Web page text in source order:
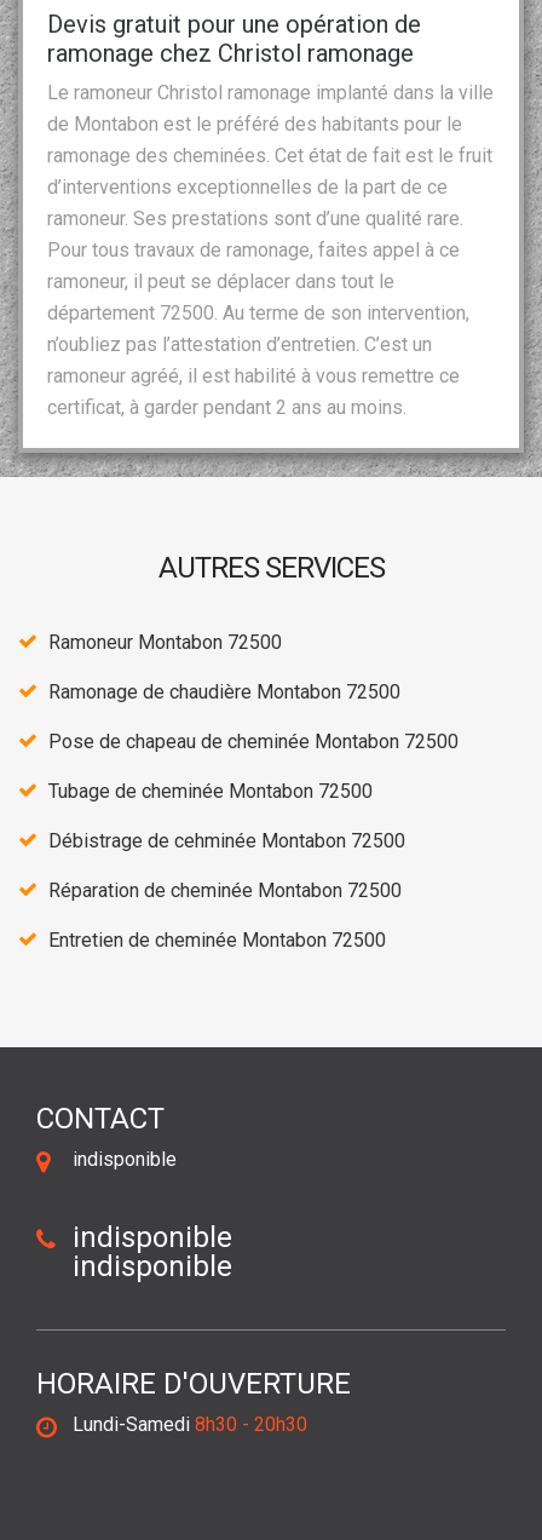
Devis gratuit pour une opération de
ramonage chez Christol ramonage
Le ramoneur Christol ramonage implanté dans la ville
de Montabon est le préféré des habitants pour le
ramonage des cheminées. Cet état de fait est le fruit
d’interventions exceptionnelles de la part de ce
ramoneur. Ses prestations sont d’une qualité rare.
Pour tous travaux de ramonage, faites appel à ce
ramoneur, il peut se déplacer dans tout le
département 72500. Au terme de son intervention,
n’oubliez pas l’attestation d’entretien. C’est un
ramoneur agréé, il est habilité à vous remettre ce
certificat, à garder pendant 2 ans au moins.
AUTRES SERVICES
Ramoneur Montabon 72500
Ramonage de chaudière Montabon 72500
Pose de chapeau de cheminée Montabon 72500
Tubage de cheminée Montabon 72500
Débistrage de cehminée Montabon 72500
Réparation de cheminée Montabon 72500
Entretien de cheminée Montabon 72500
CONTACT
indisponible
indisponible
indisponible
HORAIRE D'OUVERTURE
Lundi-Samedi 8h30 - 20h30